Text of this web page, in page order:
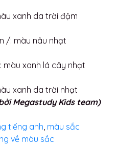
xanh da trời đậm
/: màu nâu nhạt
màu xanh lá cây nhạt
xanh da trời nhạt
Megastudy Kids team)
tiếng anh, màu sắc
về màu sắc